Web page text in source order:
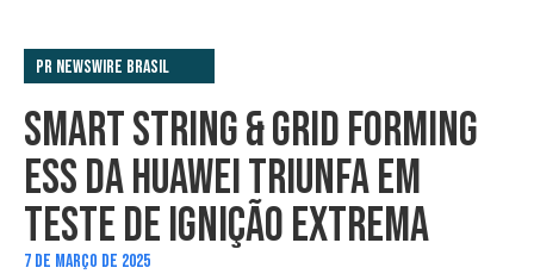
PR Newswire Brasil
SMART STRING & GRID FORMING
ESS DA HUAWEI TRIUNFA EM
TESTE DE IGNIÇÃO EXTREMA
7 DE MARÇO DE 2025